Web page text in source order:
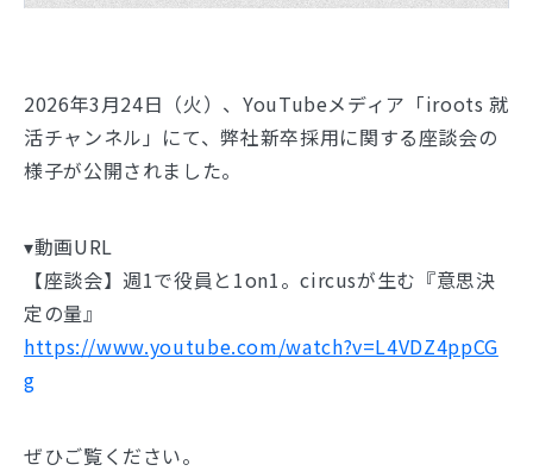
2026年3月24日（火）、YouTubeメディア「iroots 就
活チャンネル」にて、弊社新卒採用に関する座談会の
様子が公開されました。
▾動画URL
【座談会】週1で役員と1on1。circusが生む『意思決
定の量』
https://www.youtube.com/watch?v=L4VDZ4ppCG
g
ぜひご覧ください。